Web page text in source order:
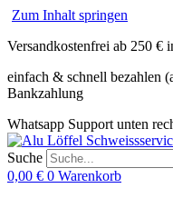
Zum Inhalt springen
Versandkostenfrei ab 250 €
einfach & schnell bezahlen
Bankzahlung
Whatsapp Support unten
Suche
0,00 € 0 Warenkorb